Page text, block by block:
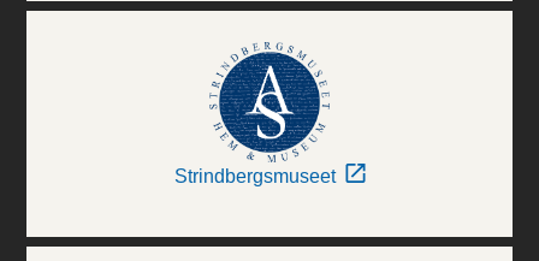
Strindbergsmuseet